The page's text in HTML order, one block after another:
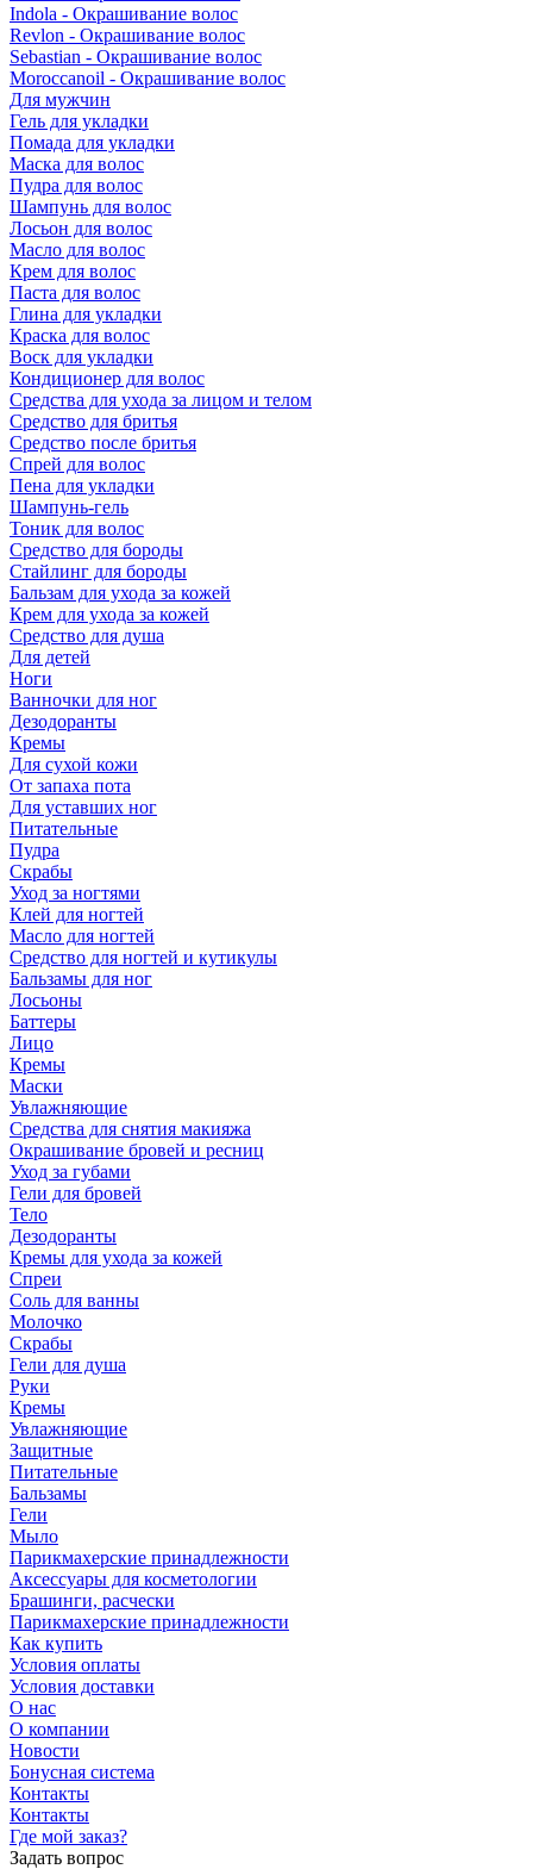
Indola - Окрашивание волос
Revlon - Окрашивание волос
Sebastian - Окрашивание волос
Moroccanoil - Окрашивание волос
Для мужчин
Гель для укладки
Помада для укладки
Маска для волос
Пудра для волос
Шампунь для волос
Лосьон для волос
Масло для волос
Крем для волос
Паста для волос
Глина для укладки
Краска для волос
Воск для укладки
Кондиционер для волос
Средства для ухода за лицом и телом
Средство для бритья
Средство после бритья
Спрей для волос
Пена для укладки
Шампунь-гель
Тоник для волос
Средство для бороды
Стайлинг для бороды
Бальзам для ухода за кожей
Крем для ухода за кожей
Средство для душа
Для детей
Ноги
Ванночки для ног
Дезодоранты
Кремы
Для сухой кожи
От запаха пота
Для уставших ног
Питательные
Пудра
Скрабы
Уход за ногтями
Клей для ногтей
Масло для ногтей
Средство для ногтей и кутикулы
Бальзамы для ног
Лосьоны
Баттеры
Лицо
Кремы
Маски
Увлажняющие
Средства для снятия макияжа
Окрашивание бровей и ресниц
Уход за губами
Гели для бровей
Тело
Дезодоранты
Кремы для ухода за кожей
Спреи
Соль для ванны
Молочко
Скрабы
Гели для душа
Руки
Кремы
Увлажняющие
Защитные
Питательные
Бальзамы
Гели
Мыло
Парикмахерские принадлежности
Аксессуары для косметологии
Брашинги, расчески
Парикмахерские принадлежности
Как купить
Условия оплаты
Условия доставки
О нас
О компании
Новости
Бонусная система
Контакты
Контакты
Где мой заказ?
Задать вопрос